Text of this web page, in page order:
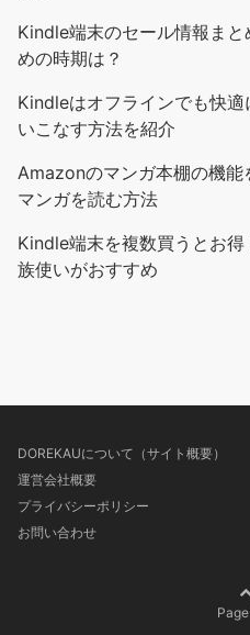
Kindle端末のセール情報ま
めの時期は？
Kindleはオフラインでも快
いこなす方法を紹介
Amazonのマンガ本棚の機
マンガを読む方法
Kindle端末を複数買うとお
族使いがおすすめ
DOREKAUについて（サイト概要）
運営会社概要
プライバシーポリシー
お問い合わせ